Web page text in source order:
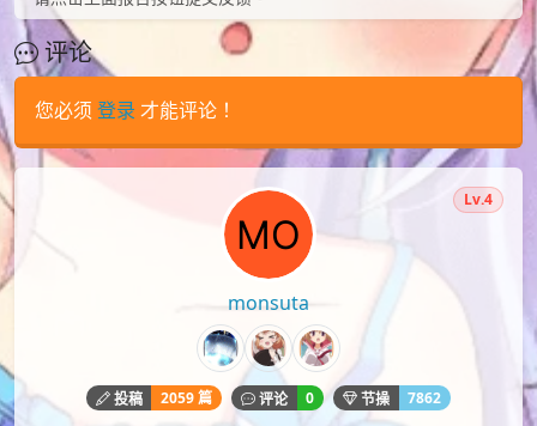
评论
您必须 登录 才能评论！
monsuta
Lv.4
投稿 2059 篇 评论 0 节操 7862